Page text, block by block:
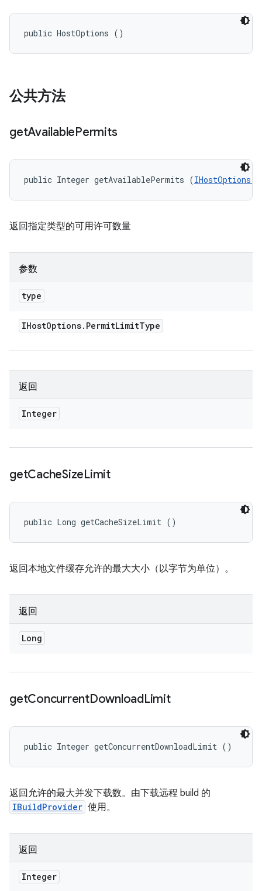
public HostOptions ()
公共方法
getAvailablePermits
public Integer getAvailablePermits (
返回指定类型的可用许可数量
参数
type
IHostOptions. PermitLimitType
返回
Integer
getCacheSizeLimit
public Long getCacheSizeLimit ()
返回本地文件缓存允许的最大大小（以字节为单位）。
返回
Long
getConcurrentDownloadLimit
public Integer getConcurrentDownloadLimit ()
返回允许的最大并发下载数。由下载远程 build 的
IBuildProvider 使用。
返回
Integer